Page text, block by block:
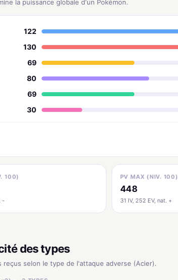
la puissance globale d'un Pokémon.
122
130
69
80
69
30
100)
-
PV MAX (NIV. 100)
448
31 IV, 252 EV, nat. +
des types
reçus selon le type de l'attaque adverse (Acier).